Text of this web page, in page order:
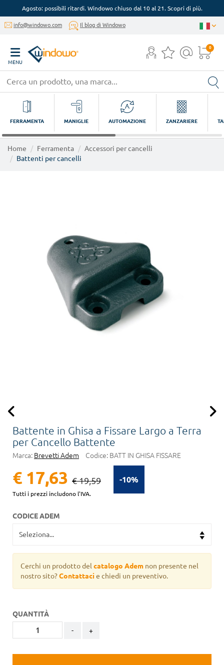
Agosto: possibili ritardi. Windowo chiuso dal 10 al 21. Scopri di più.
info@windowo.com Il blog di Windowo
MENU
0
FERRAMENTA MANIGLIE AUTOMAZIONE ZANZARIERE
Home Ferramenta
Accessori per cancelli
Battenti per cancelli
Battente in Ghisa a Fissare Largo a Terra
per Cancello Battente
Marca: Brevetti Adem Codice: BATT IN GHISA FISSARE
-10%
€ 17,63 € 19,59
Tutti i prezzi includono l'IVA.
CODICE ADEM
Cerchi un prodotto del catalogo Adem non presente nel
nostro sito?Contattacie chiedi un preventivo.
QUANTITÀ
- +